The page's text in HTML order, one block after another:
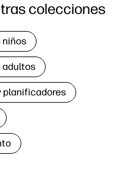
colecciones
niños
adultos
planificadores